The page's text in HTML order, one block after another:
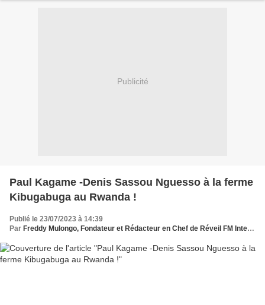
Publicité
Paul Kagame -Denis Sassou Nguesso à la ferme
Kibugabuga au Rwanda !
Publié le 23/07/2023 à 14:39
Par Freddy Mulongo, Fondateur et Rédacteur en Chef de Réveil FM International